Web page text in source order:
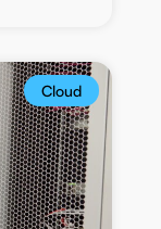
Cloud